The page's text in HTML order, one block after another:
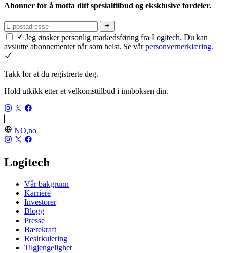
Abonner for å motta ditt spesialtilbud og eksklusive fordeler.
Jeg ønsker personlig markedsføring fra Logitech. Du kan
avslutte abonnementet når som helst. Se vårpersonvernerklæring.
Takk for at du registrerte deg.
Hold utkikk etter et velkomsttilbud i innboksen din.
NO,no
Logitech
Vår bakgrunn
Karriere
Investorer
Blogg
Presse
Bærekraft
Resirkulering
Tilgjengelighet